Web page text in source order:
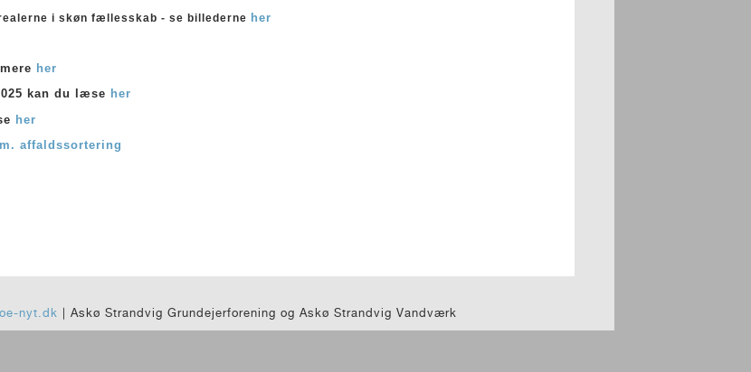
i skøn fællesskab - se billederne her
her
kan du læse her
her
affaldssortering
nyt.dk | Askø Strandvig Grundejerforening og Askø Strandvig Vandværk